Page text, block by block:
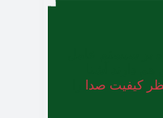
کیفیت صدا